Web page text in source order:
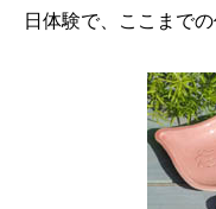
日体験で、ここまで